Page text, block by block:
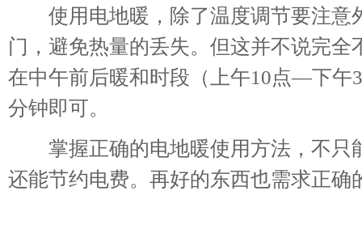
使用电地暖，除了温度调节要注意
门，避免热量的丢失。但这并不说完
在中午前后暖和时段（上午10点—下
分钟即可。
掌握正确的电地暖使用方法，不只
还能节约电费。再好的东西也需求正确